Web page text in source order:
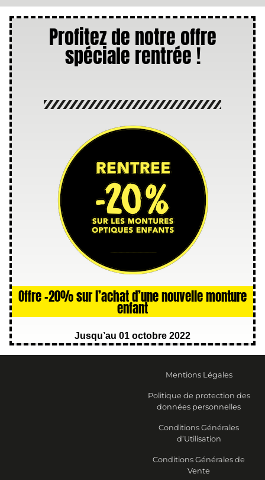
Profitez de notre offre
spéciale rentrée !
Offre -20% sur l’achat d’une nouvelle monture
enfant
Jusqu’au 01 octobre 2022
Mentions Légales
Politique de protection des
données personnelles
Conditions Générales
d’Utilisation
Conditions Générales de
Vente